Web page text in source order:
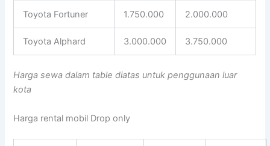
Toyota Fortuner 1.750.000 2.000.000
Toyota Alphard 3.000.000 3.750.000
Harga sewa dalam table diatas untuk penggunaan luar
kota
Harga rental mobil Drop only